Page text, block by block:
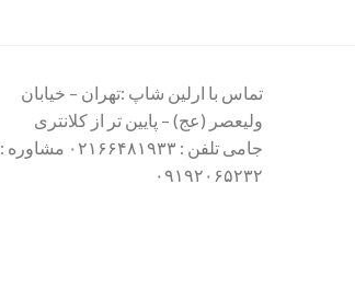
تماس با ارلین شاپ :تهران – خیابان
ولیعصر (عج) – پایین تر از کلانتری
جامی تلفن : ۰۲۱۶۶۴۸۱۹۳۳ مشاوره :
۰۹۱۹۲۰۶۵۲۳۲